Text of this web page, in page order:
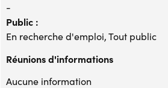
-
Public :
En recherche d'emploi, Tout public
Réunions d'informations
Aucune information